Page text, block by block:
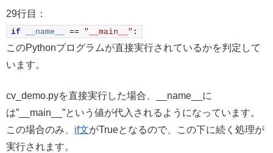
29行目：
if __name__ == "__main__" :
このPythonプログラムが直接実行されているかを判定して
います。
cv_demo.pyを直接実行した場合、__name__に
は”__main__”という値が代入されるようになっています。
この場合のみ、 if文がTrueとなるので、この下に続く処理が
実行されます。